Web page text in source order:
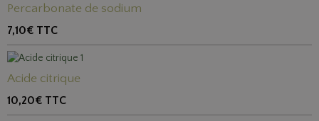
Percarbonate de sodium
7,10€ TTC
Acide citrique
10,20€ TTC